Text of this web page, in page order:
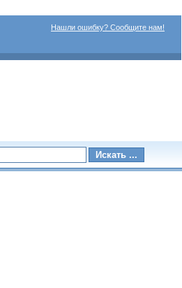
Нашли ошибку? Сообщите нам!